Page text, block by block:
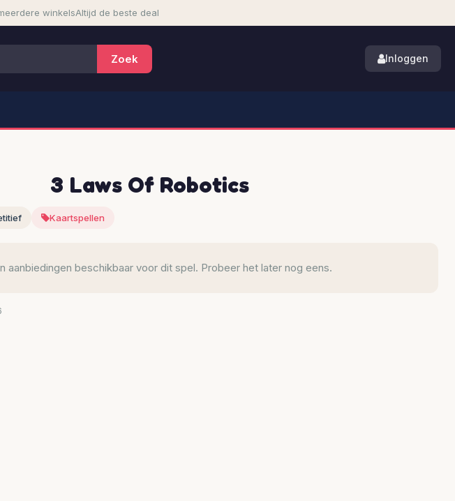
winkelsAltijd de beste deal
Inloggen
3 Laws Of Robotics
Kaartspellen
aanbiedingen beschikbaar voor dit spel. Probeer het later nog eens.